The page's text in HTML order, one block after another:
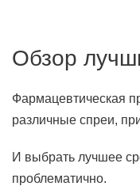
Обзор
Фармацевтическая
различные спреи,
И выбрать лучшее
проблематично.